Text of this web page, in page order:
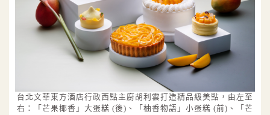
台北文華東方酒店行政西點主廚胡利雲打造精品級美點，由左至
右：「芒果椰香」大蛋糕 (後)、「柚香物語」小蛋糕 (前)、「芒